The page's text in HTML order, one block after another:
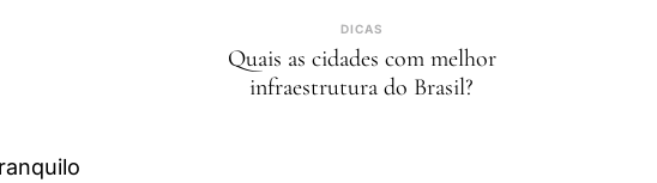
DICAS
Quais as cidades com melhor
infraestrutura do Brasil?